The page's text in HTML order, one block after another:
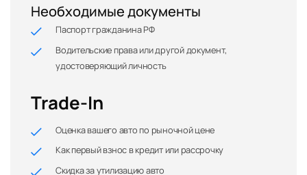
Необходимые документы
Паспорт гражданина РФ
Водительские права или другой документ,
удостоверяющий личность
Trade-In
Оценка вашего авто по рыночной цене
Как первый взнос в кредит или рассрочку
Скидка за утилизацию авто